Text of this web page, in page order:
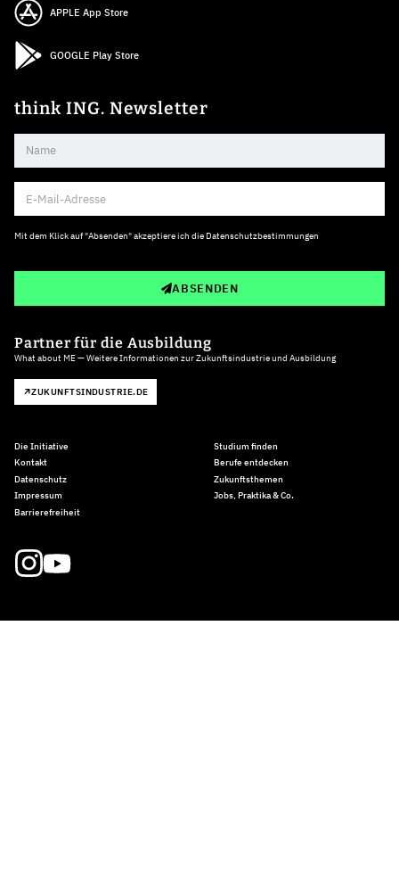
APPLE App Store
GOOGLE Play Store
think ING. Newsletter
Mit dem Klick auf "Absenden" akzeptiere ich die Datenschutzbestimmungen
ABSENDEN
Partner für die Ausbildung
What about ME — Weitere Informationen zur Zukunftsindustrie und Ausbildung
ZUKUNFTSINDUSTRIE.DE
Die Initiative
Kontakt
Datenschutz
Impressum
Barrierefreiheit
Studium finden
Berufe entdecken
Zukunftsthemen
Jobs, Praktika & Co.